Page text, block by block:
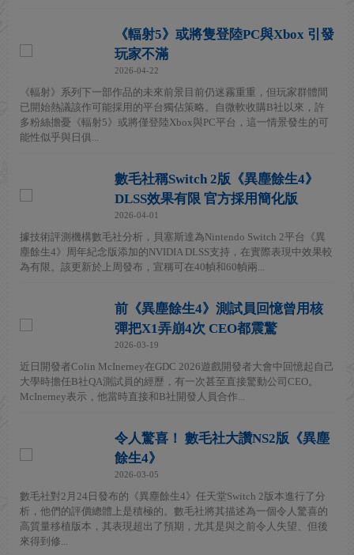
《輻射5》或將隻登陸PC與Xbox 引發
玩家不滿
2026-04-22
《輻射》系列下一部作品的未來前景目前仍迷霧重重，但玩家群體間
已開始熱議該作可能採用的平台獨佔策略。自微軟收購B社以來，許
多粉絲擔憂《輻射5》或將僅登陸Xbox與PC平台，這一情景發生的可
能性似乎與日俱...
數毛社稱Switch 2版《異塵餘生4》
DLSS效果有限 官方採用簡化版
2026-04-01
據技術評測機構數毛社分析，貝塞斯達為Nintendo Switch 2平台《異
塵餘生4》周年紀念版添加的NVIDIA DLSS支持，在實際表現中效果較
為有限。該更新於上周發布，宣稱可在40幀和60幀兩...
前《異塵餘生4》測試員回憶曾用核
彈把X1弄崩4次 CEO都震驚
2026-03-19
近日開發者Colin McInerney在GDC 2026遊戲開發者大會中回憶起自己
大學時擔任B社QA測試員的經歷，有一次甚至直接驚動公司CEO。
McInerney表示，他當時直接和B社開發人員合作...
令人驚喜！ 數毛社大讚NS2版《異塵
餘生4》
2026-03-05
數毛社對2月24日發布的《異塵餘生4》任天堂Switch 2版本進行了分
析，他們的評價總體上是積極的。數毛社將其描述為一個令人驚喜的
高質量移植版本，其表現超出了預期，尤其是與之前令人失望、但後
來得到修...